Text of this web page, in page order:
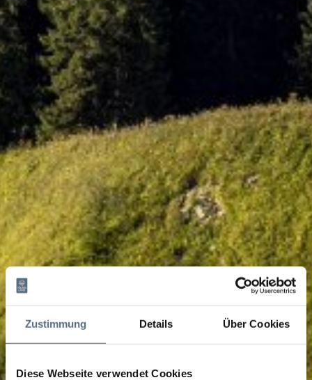
Zustimmung Details Über Cookies
Diese Webseite verwendet Cookies